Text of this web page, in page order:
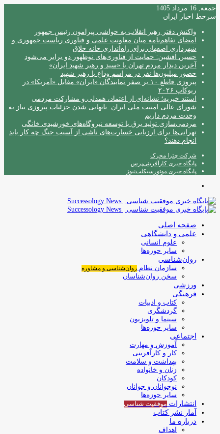
جمعه, 16 مرداد 1405
سرخط اخبار ایران
واکنش دفتر رهبر انقلاب به حواشی پیرامون رئیس جمهور
امضای تفاهم‌نامه میان معاونت علمی و فناوری ریاست جمهوری و
شهرداری اصفهان برای راه‌اندازی خانه خلاق
حسین افشین: حمایت از فناوری‌های نوظهور دو برابر می‌شود
آخرین دیدار مردم تهران با «سید و رهبر شهید ایران»
حضور میلیون‌ها نفر در مراسم وداع با رهبر شهید
پیروزی قاطع ۱۰ بر صفر نمایندگان «ایران» مقابل «آمریکا» در
ربوکاپ ۲۰۲۶
استند خیریه؛ نشانه‌ای از اعتماد، همدلی و مشارکت مردمی
شورای عالی امنیت ملی ایران: تانهایی شدن جزئیات پیروزی نیاز به
وحدت مردم داریم
مردمی‌سازی تولید برق با توسعه نیروگاه‌های خورشیدی خانگی
تهرانی‌ها برای ارزیابی خسارت‌های ناشی از آسیب جنگ چه کار باید
انجام دهند؟
شرکت چترا محرک
پایگاه خبری کارآفرینی‌پرس
پایگاه خبری موتورسیکلت‌نیوز
صفحه اصلی
علمی و دانشگاهی
علوم انسانی
سایر حوزه‌ها
روان‌شناسی
سازمان نظام روان‌شناسی و مشاوره
سخن روان‌شناسان
ورزشی
فرهنگی
کتاب و ادبیات
گردشگری
سینما و تلویزیون
سایر حوزه‌ها
اجتماعی
آموزش و مهارت
کار و کارآفرینی
بهداشت و سلامت
زنان و خانواده
کودکان
نوجوانان و جوانان
سایر حوزه‌ها
انتشارات موفقیت‌ شناسی
آمار نشر کتاب
درباره ما
اهداف